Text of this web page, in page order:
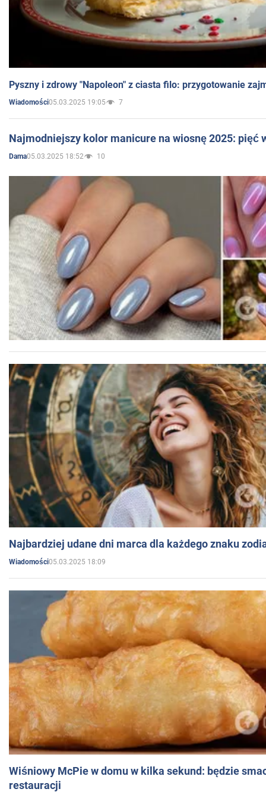
Pyszny i zdrowy "Napoleon" z ciasta filo: przygotowanie
Wiadomości05.03.2025 19:05 7
Najmodniejszy kolor manicure na wiosnę 2025: pięć
Dama05.03.2025 18:52 10
Najbardziej udane dni marca dla każdego znaku
Wiadomości05.03.2025 18:09
Wiśniowy McPie w domu w kilka sekund: będzie
restauracji